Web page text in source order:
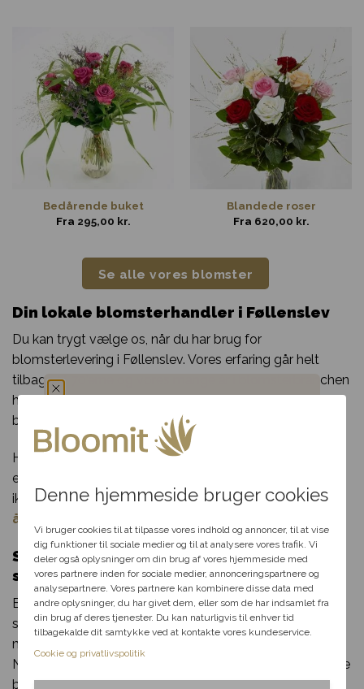
Denne hjemmeside bruger cookies
Vi bruger cookies til at tilpasse vores indhold og annoncer, til at vise
dig funktioner til sociale medier og til at analysere vores trafik. Vi
deler også oplysninger om din brug af vores hjemmeside med
vores partnere inden for sociale medier, annonceringspartnere og
analysepartnere. Vores partnere kan kombinere disse data med
andre oplysninger, du har givet dem, eller som de har indsamlet fra
din brug af deres tjenester. Du kan naturligvis til enhver tid
tilbagekalde dit samtykke ved at kontakte vores kundeservice.
Cookie og privatlivspolitik
Bedårende buket
Fra 295,00 kr.
Blandede roser
Fra 620,00 kr.
Se alle vores blomster
Din lokale blomsterhandler i Føllenslev
Du kan trygt vælge os, når du har brug for
blomsterlevering i Føllenslev. Vores erfaring går helt
tilbage til 70’erne og vores mange år i blomsterbranchen
har sikret os et kæmpe netværk af florister og
blomsterbutikker som vi samarbejder med.
Har du spørgsmål til din bestilling, udvalget af blomster
eller særlige ønsker til din blomsterdekoration? Så tøv
ikke med at kontakte os per telefon eller mail i vores
åbningstid.
Send blomster til Føllenslev – levering
samme dag
Bloomit gør blomsterudbringning i Føllenslev lige så let
som en leg. Alt du skal gøre, er at klikke et par gange
med musen og indtaste de nødvendige informationer.
Når du har gjort det, kan vi klargøre og sende din smukke
blomsterlevering til en heldig i Føllenslev!
Du har fået en
passer til dig, så hjælper vi
dig videre med at finde den
perfekte rabat til dit svar.
Fødselsdag